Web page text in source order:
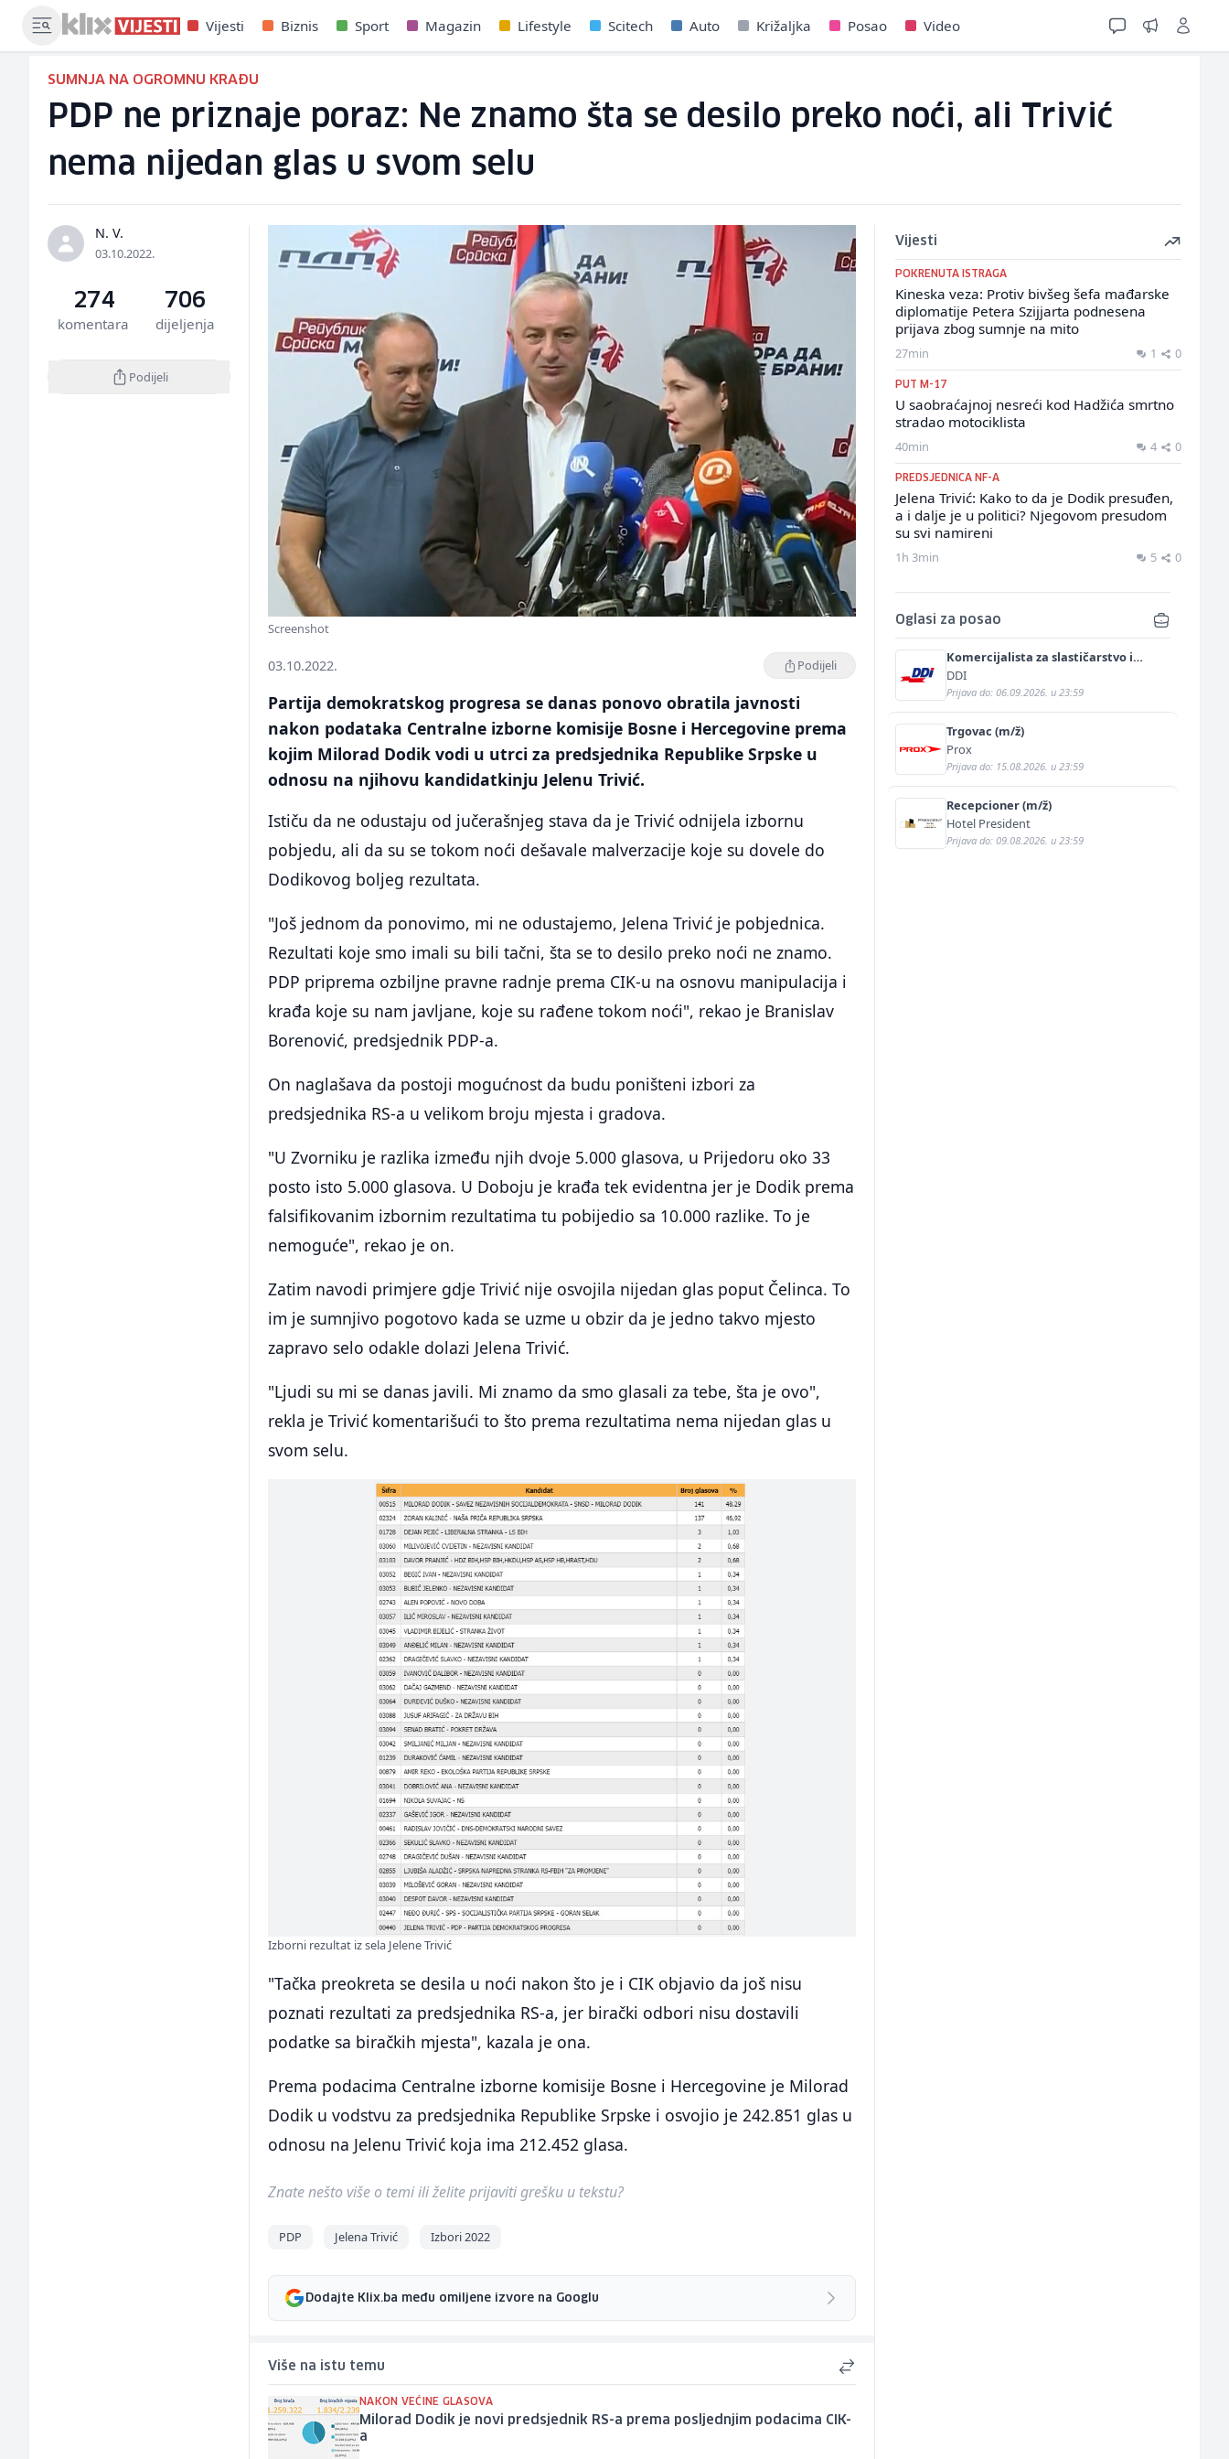
Vijesti Biznis Sport Magazin Lifestyle Scitech Auto Križaljka Posao Video
SUMNJA NA OGROMNU KRAĐU
PDP ne priznaje poraz: Ne znamo šta se desilo preko noći, ali Trivić
nema nijedan glas u svom selu
N. V.
03.10.2022.
274
komentara
706
dijeljenja
Podijeli
Screenshot
03.10.2022. Podijeli
Partija demokratskog progresa se danas ponovo obratila javnosti
nakon podataka Centralne izborne komisije Bosne i Hercegovine prema
kojim Milorad Dodik vodi u utrci za predsjednika Republike Srpske u
odnosu na njihovu kandidatkinju Jelenu Trivić.
Ističu da ne odustaju od jučerašnjeg stava da je Trivić odnijela izbornu
pobjedu, ali da su se tokom noći dešavale malverzacije koje su dovele do
Dodikovog boljeg rezultata.
"Još jednom da ponovimo, mi ne odustajemo, Jelena Trivić je pobjednica.
Rezultati koje smo imali su bili tačni, šta se to desilo preko noći ne znamo.
PDP priprema ozbiljne pravne radnje prema CIK-u na osnovu manipulacija i
krađa koje su nam javljane, koje su rađene tokom noći", rekao je Branislav
Borenović, predsjednik PDP-a.
On naglašava da postoji mogućnost da budu poništeni izbori za
predsjednika RS-a u velikom broju mjesta i gradova.
"U Zvorniku je razlika između njih dvoje 5.000 glasova, u Prijedoru oko 33
posto isto 5.000 glasova. U Doboju je krađa tek evidentna jer je Dodik prema
falsifikovanim izbornim rezultatima tu pobijedio sa 10.000 razlike. To je
nemoguće", rekao je on.
Zatim navodi primjere gdje Trivić nije osvojila nijedan glas poput Čelinca. To
im je sumnjivo pogotovo kada se uzme u obzir da je jedno takvo mjesto
zapravo selo odakle dolazi Jelena Trivić.
"Ljudi su mi se danas javili. Mi znamo da smo glasali za tebe, šta je ovo",
rekla je Trivić komentarišući to što prema rezultatima nema nijedan glas u
svom selu.
Izborni rezultat iz sela Jelene Trivić
"Tačka preokreta se desila u noći nakon što je i CIK objavio da još nisu
poznati rezultati za predsjednika RS-a, jer birački odbori nisu dostavili
podatke sa biračkih mjesta", kazala je ona.
Prema podacima Centralne izborne komisije Bosne i Hercegovine je Milorad
Dodik u vodstvu za predsjednika Republike Srpske i osvojio je 242.851 glas u
odnosu na Jelenu Trivić koja ima 212.452 glasa.
Znate nešto više o temi ili želite prijaviti grešku u tekstu?
PDP Jelena Trivić Izbori 2022
Dodajte Klix.ba među omiljene izvore na Googlu
Više na istu temu
NAKON VEĆINE GLASOVA
Milorad Dodik je novi predsjednik RS-a prema posljednjim podacima CIK-
a
Vijesti
POKRENUTA ISTRAGA
Kineska veza: Protiv bivšeg šefa mađarske
diplomatije Petera Szijjarta podnesena
prijava zbog sumnje na mito
27min 1 0
PUT M-17
U saobraćajnoj nesreći kod Hadžića smrtno
stradao motociklista
40min 4 0
PREDSJEDNICA NF-A
Jelena Trivić: Kako to da je Dodik presuđen,
a i dalje je u politici? Njegovom presudom
su svi namireni
1h 3min 5 0
Oglasi za posao
Komercijalista za slastičarstvo i
pekarstvo (m/ž)
DDI
Prijava do: 06.09.2026. u 23:59
Trgovac (m/ž)
Prox
Prijava do: 15.08.2026. u 23:59
Recepcioner (m/ž)
Hotel President
Prijava do: 09.08.2026. u 23:59